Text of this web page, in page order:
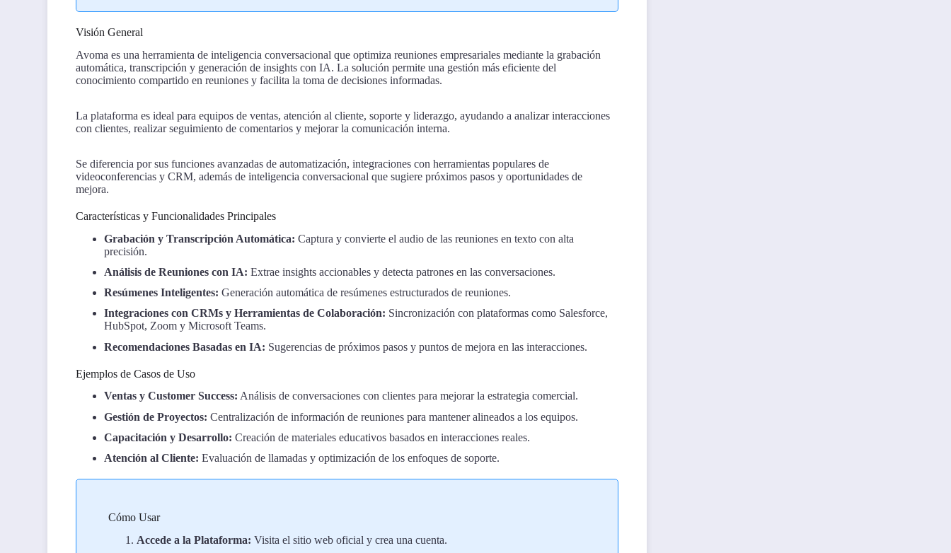
Visión General
Avoma es una herramienta de inteligencia conversacional que optimiza reuniones empresariales mediante la grabación
automática, transcripción y generación de insights con IA. La solución permite una gestión más eficiente del
conocimiento compartido en reuniones y facilita la toma de decisiones informadas.
La plataforma es ideal para equipos de ventas, atención al cliente, soporte y liderazgo, ayudando a analizar interacciones
con clientes, realizar seguimiento de comentarios y mejorar la comunicación interna.
Se diferencia por sus funciones avanzadas de automatización, integraciones con herramientas populares de
videoconferencias y CRM, además de inteligencia conversacional que sugiere próximos pasos y oportunidades de
mejora.
Características y Funcionalidades Principales
Grabación y Transcripción Automática: Captura y convierte el audio de las reuniones en texto con alta
precisión.
Análisis de Reuniones con IA: Extrae insights accionables y detecta patrones en las conversaciones.
Resúmenes Inteligentes: Generación automática de resúmenes estructurados de reuniones.
Integraciones con CRMs y Herramientas de Colaboración: Sincronización con plataformas como Salesforce,
HubSpot, Zoom y Microsoft Teams.
Recomendaciones Basadas en IA: Sugerencias de próximos pasos y puntos de mejora en las interacciones.
Ejemplos de Casos de Uso
Ventas y Customer Success: Análisis de conversaciones con clientes para mejorar la estrategia comercial.
Gestión de Proyectos: Centralización de información de reuniones para mantener alineados a los equipos.
Capacitación y Desarrollo: Creación de materiales educativos basados en interacciones reales.
Atención al Cliente: Evaluación de llamadas y optimización de los enfoques de soporte.
Cómo Usar
Accede a la Plataforma: Visita el sitio web oficial y crea una cuenta.